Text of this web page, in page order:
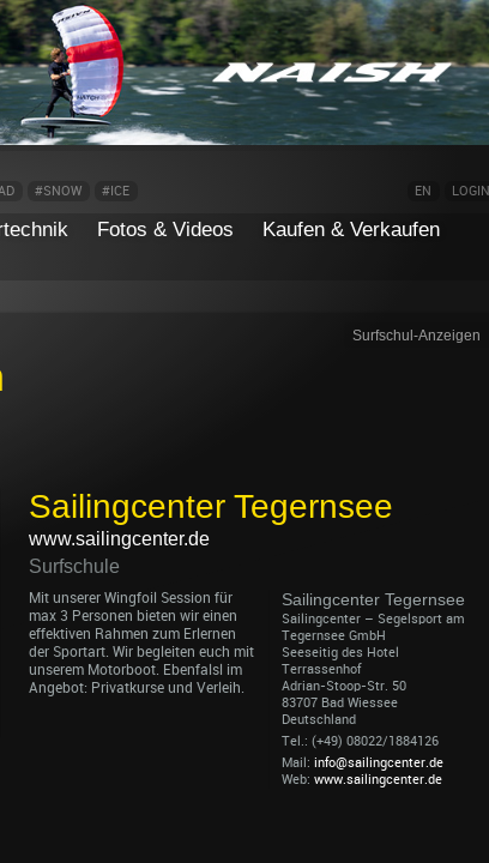
#SNOW #ICE EN LOGIN
Fotos & Videos
Kaufen & Verkaufen
Surfschul-Anzeigen
Sailingcenter Tegernsee
www.sailingcenter.de
Surfschule
Mit unserer Wingfoil Session für
max 3 Personen bieten wir einen
effektiven Rahmen zum Erlernen
der Sportart. Wir begleiten euch mit
unserem Motorboot. Ebenfalsl im
Angebot: Privatkurse und Verleih.
Sailingcenter Tegernsee
Sailingcenter – Segelsport am
Tegernsee GmbH
Seeseitig des Hotel
Terrassenhof
Adrian-Stoop-Str. 50
83707 Bad Wiessee
Deutschland
Tel.: (+49) 08022/1884126
Mail: info@sailingcenter.de
Web: www.sailingcenter.de